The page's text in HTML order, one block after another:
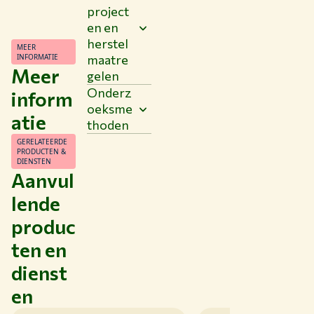
Meer
inform
atie
MEER
INFORMATIE
project
en en
herstel
maatre
gelen
Onderz
oeksme
thoden
Aanvul
lende
produc
ten en
dienst
en
GERELATEERDE
PRODUCTEN &
DIENSTEN